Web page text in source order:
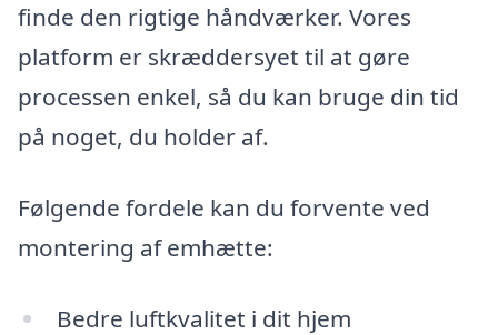
finde den rigtige håndværker. Vores
platform er skræddersyet til at gøre
processen enkel, så du kan bruge din tid
på noget, du holder af.
Følgende fordele kan du forvente ved
montering af emhætte:
Bedre luftkvalitet i dit hjem